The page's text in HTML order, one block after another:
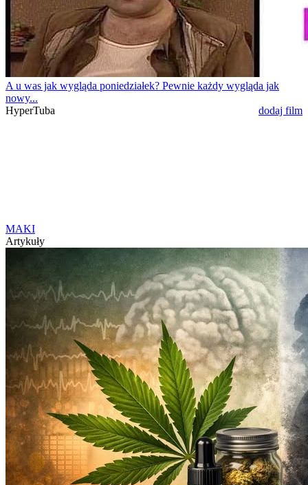
A u was jak wygląda poniedziałek? Pewnie każdy wygląda jak
nowy...
HyperTuba
dodaj film
MAKI
Artykuły